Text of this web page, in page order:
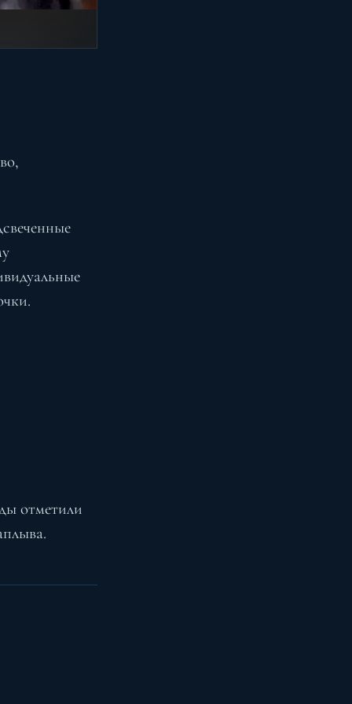
отметили